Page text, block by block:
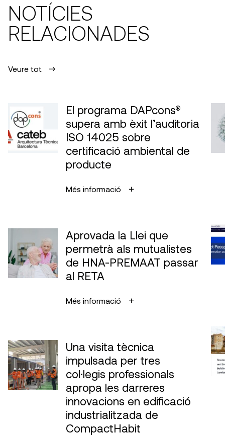
NOTÍCIES
RELACIONADES
Veure tot
El programa DAPcons®
supera amb èxit l’auditoria
ISO 14025 sobre
certificació ambiental de
producte
Més informació
Aprovada la Llei que
permetrà als mutualistes
de HNA-PREMAAT passar
al RETA
Més informació
Una visita tècnica
impulsada per tres
col·legis professionals
apropa les darreres
innovacions en edificació
industrialitzada de
CompactHabit